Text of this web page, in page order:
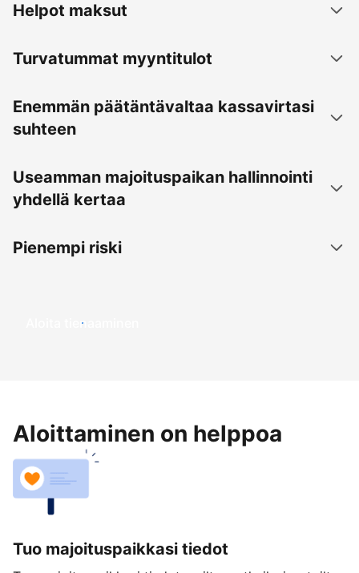
Helpot maksut
Turvatummat myyntitulot
Enemmän päätäntävaltaa kassavirtasi
suhteen
Useamman majoituspaikan hallinnointi
yhdellä kertaa
Pienempi riski
Aloita tienaaminen
Aloittaminen on helppoa
Tuo majoituspaikkasi tiedot